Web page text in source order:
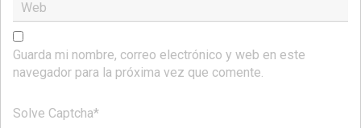
Web
Guarda mi nombre, correo electrónico y web en este
navegador para la próxima vez que comente.
Solve Captcha*